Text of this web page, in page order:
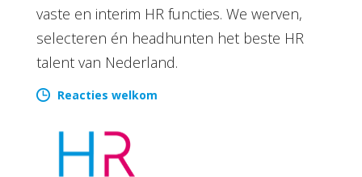
vaste en interim HR functies. We werven,
selecteren én headhunten het beste HR
talent van Nederland.
Reacties welkom